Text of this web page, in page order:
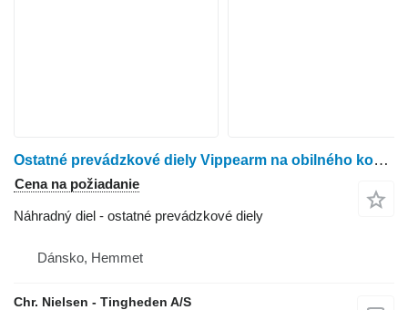
Ostatné prevádzkové diely Vippearm na obilného kombajna Dronningborg D7000
Cena na požiadanie
Náhradný diel - ostatné prevádzkové diely
Dánsko, Hemmet
Chr. Nielsen - Tingheden A/S